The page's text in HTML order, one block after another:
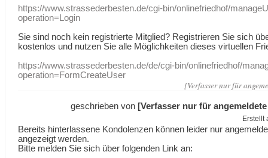
https://www.strassederbesten.de/cgi-bin/onlinefriedhof/
operation=Login
Sie sind noch kein registrierte Mitglied? Registrieren Sie sich
kostenlos und nutzen Sie alle Möglichkeiten dieses virtuellen
https://www.strassederbesten.de/de/cgi-bin/onlinefriedhof/
operation=FormCreateUser
[Verfasser nur für
geschrieben von [Verfasser nur für
Erstellt
Bereits hinterlassene Kondolenzen können leider nur
angezeigt werden.
Bitte melden Sie sich über folgenden Link an: